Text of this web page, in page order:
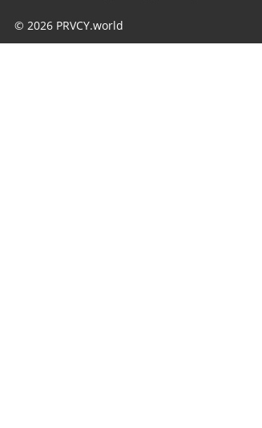
© 2026 PRVCY.world